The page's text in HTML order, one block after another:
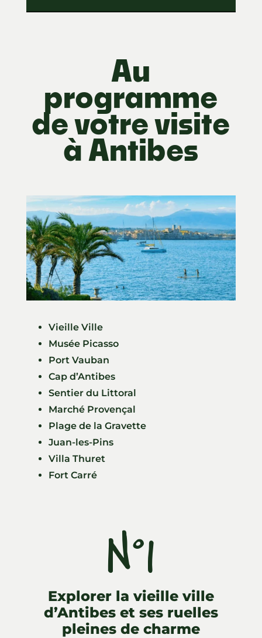
Au
programme
de votre visite
à Antibes
Vieille Ville
Musée Picasso
Port Vauban
Cap d’Antibes
Sentier du Littoral
Marché Provençal
Plage de la Gravette
Juan-les-Pins
Villa Thuret
Fort Carré
N°1
Explorer la vieille ville
d’Antibes et ses ruelles
pleines de charme